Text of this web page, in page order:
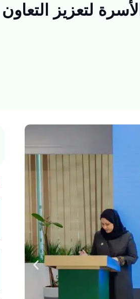
لتعزيز